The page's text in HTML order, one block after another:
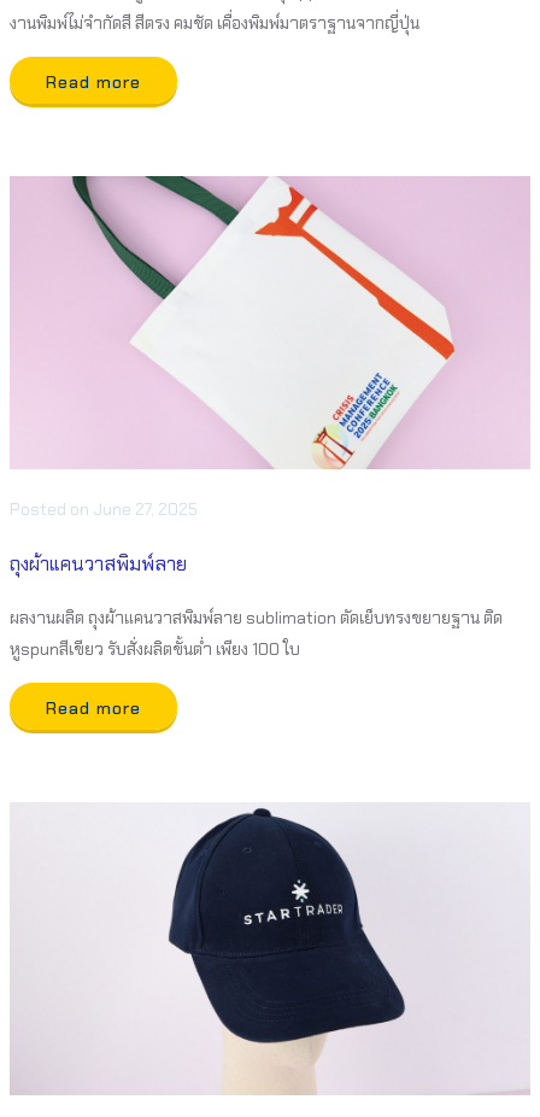
งานพิมพ์ไม่จำกัดสี สีตรง คมชัด เคื่องพิมพ์มาตราฐานจากญี่ปุ่น
Read more
Posted on June 27, 2025
ถุงผ้าแคนวาสพิมพ์ลาย
ผลงานผลิต ถุงผ้าแคนวาสพิมพ์ลาย sublimation ตัดเย็บทรงขยายฐาน ติด
หูspunสีเขียว รับสั่งผลิตขั้นต่ำ เพียง 100 ใบ
Read more